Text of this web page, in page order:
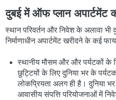
दुबई में ऑफ प्लान अपार्टमेंट
स्थान परिवर्तन और निवेश के अलावा भी
निर्माणाधीन अपार्टमेंट खरीदने के कई
स्थानीय मौसम और और पर्यटकों के
छुट्टियों के लिए दुनिया भर के
लोकप्रियता अलग ही है। दुनिया
आवासीय संपत्ति परियोजनाओं में